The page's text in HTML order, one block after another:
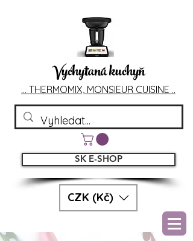
Vychytaná kuchyň
... THERMOMIX, MONSIEUR CUISINE ..
CZK (Kč)
SK E-SHOP